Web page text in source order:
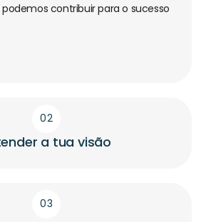
contribuir para o sucesso
02
a tua visão
03